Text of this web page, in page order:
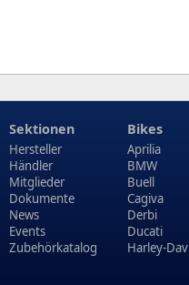
Sektionen
Hersteller
Händler
Mitglieder
Dokumente
News
Events
Zubehörkatalog
Bikes
Aprilia
BMW
Buell
Cagiva
Derbi
Ducati
Harley-